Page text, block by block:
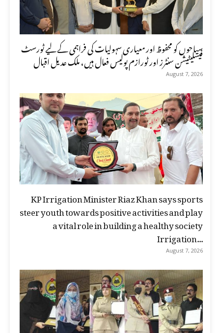
سیاحوں کو محفوظ اور معیاری سہولیات کی فراہمی کے لیے ٹورسٹ
فیسلیٹیشن سنٹرز اور ٹورازم پولیس فعال ہیں، ملک عدیل اقبال
August 7, 2026
KP Irrigation Minister Riaz Khan says sports
steer youth towards positive activities and play
a vital role in building a healthy society
Irrigation...
August 7, 2026